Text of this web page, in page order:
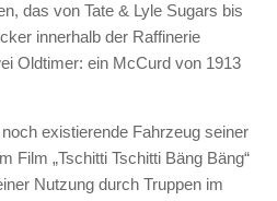
das von Tate & Lyle Sugars bis
innerhalb der Raffinerie
Oldtimer: ein McCurd von 1913
existierende Fahrzeug seiner
Film „Tschitti Tschitti Bäng Bäng“
Nutzung durch Truppen im